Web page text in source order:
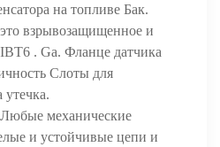
на топливе Бак.
взрывозащищенное и
. Ga. Фланце датчика
Слоты для
утечка.
Любые механические
и устойчивые цепи и